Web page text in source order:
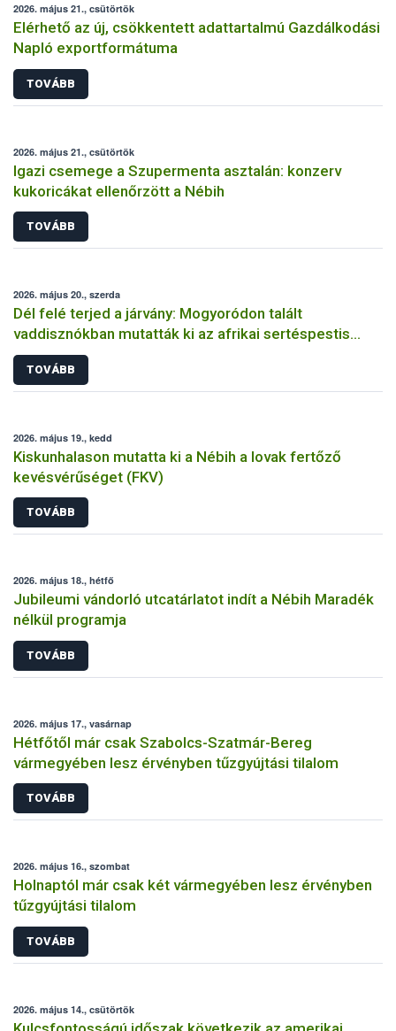
2026. május 21., csütörtök
Elérhető az új, csökkentett adattartalmú Gazdálkodási
Napló exportformátuma
TOVÁBB
2026. május 21., csütörtök
Igazi csemege a Szupermenta asztalán: konzerv
kukoricákat ellenőrzött a Nébih
TOVÁBB
2026. május 20., szerda
Dél felé terjed a járvány: Mogyoródon talált
vaddisznókban mutatták ki az afrikai sertéspestis
vírusát
TOVÁBB
2026. május 19., kedd
Kiskunhalason mutatta ki a Nébih a lovak fertőző
kevésvérűséget (FKV)
TOVÁBB
2026. május 18., hétfő
Jubileumi vándorló utcatárlatot indít a Nébih Maradék
nélkül programja
TOVÁBB
2026. május 17., vasárnap
Hétfőtől már csak Szabolcs-Szatmár-Bereg
vármegyében lesz érvényben tűzgyújtási tilalom
TOVÁBB
2026. május 16., szombat
Holnaptól már csak két vármegyében lesz érvényben
tűzgyújtási tilalom
TOVÁBB
2026. május 14., csütörtök